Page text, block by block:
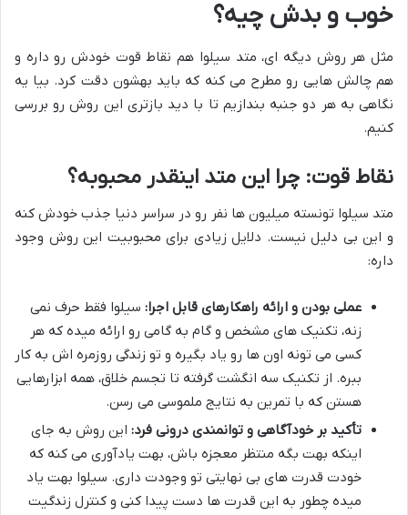
خوب و بدش چیه؟
مثل هر روش دیگه ای، متد سیلوا هم نقاط قوت خودش رو داره و
هم چالش هایی رو مطرح می کنه که باید بهشون دقت کرد. بیا یه
نگاهی به هر دو جنبه بندازیم تا با دید بازتری این روش رو بررسی
کنیم.
نقاط قوت: چرا این متد اینقدر محبوبه؟
متد سیلوا تونسته میلیون ها نفر رو در سراسر دنیا جذب خودش کنه
و این بی دلیل نیست. دلایل زیادی برای محبوبیت این روش وجود
داره:
عملی بودن و ارائه راهکارهای قابل اجرا: سیلوا فقط حرف نمی
زنه، تکنیک های مشخص و گام به گامی رو ارائه میده که هر
کسی می تونه اون ها رو یاد بگیره و تو زندگی روزمره اش به کار
ببره. از تکنیک سه انگشت گرفته تا تجسم خلاق، همه ابزارهایی
هستن که با تمرین به نتایج ملموسی می رسن.
تأکید بر خودآگاهی و توانمندی درونی فرد: این روش به جای
اینکه بهت بگه منتظر معجزه باش، بهت یادآوری می کنه که
خودت قدرت های بی نهایتی تو وجودت داری. سیلوا بهت یاد
میده چطور به این قدرت ها دست پیدا کنی و کنترل زندگیت